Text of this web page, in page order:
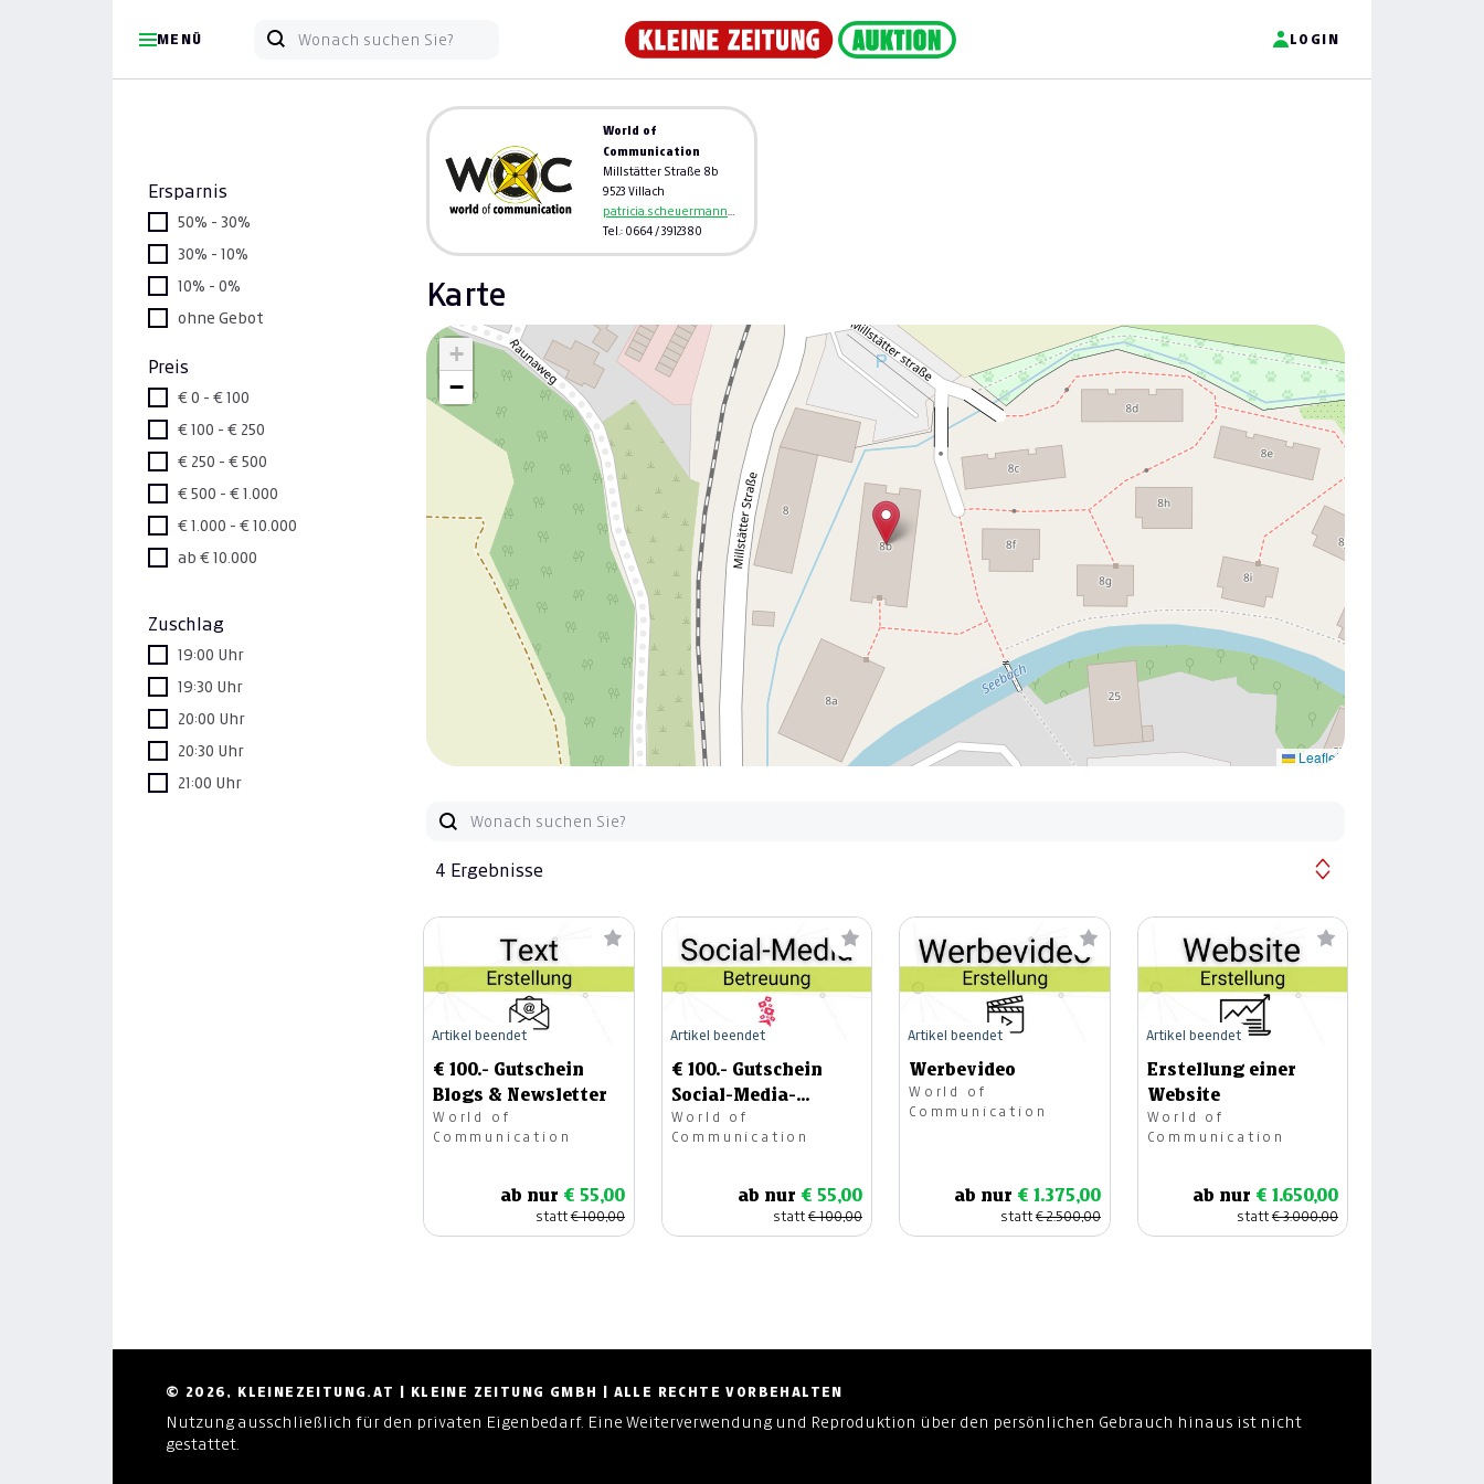
MENÜ LOGIN
Ersparnis
50% - 30%
30% - 10%
10% - 0%
ohne Gebot
Preis
€ 0 - € 100
€ 100 - € 250
€ 250 - € 500
€ 500 - € 1.000
€ 1.000 - € 10.000
ab € 10.000
Zuschlag
19:00 Uhr
19:30 Uhr
20:00 Uhr
20:30 Uhr
21:00 Uhr
World of
Communication
Millstätter Straße 8b
9523 Villach
Tel.: 0664 / 3912380
Karte
+
−
Leaflet
4 Ergebnisse
€ 100.- Gutschein
Blogs & Newsletter
World of
Communication
ab nur € 55,00
statt€ 100,00
Artikel beendet
€ 100.- Gutschein
Social-Media-
Betreuung
World of
Communication
ab nur € 55,00
statt€ 100,00
Artikel beendet
Werbevideo
World of
Communication
ab nur € 1.375,00
statt€ 2.500,00
Artikel beendet
Erstellung einer
Website
World of
Communication
ab nur € 1.650,00
statt€ 3.000,00
Artikel beendet
© 2026, KLEINEZEITUNG.AT | KLEINE ZEITUNG GMBH | ALLE RECHTE VORBEHALTEN
Nutzung ausschließlich für den privaten Eigenbedarf. Eine Weiterverwendung und Reproduktion über den persönlichen Gebrauch hinaus ist nicht
gestattet.